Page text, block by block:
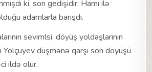
ki, son gedişidir. Hamı ilə
adamlarla barışdı.
sevimlsi, döyüş yoldaşlarının
düşmənə qarşı son döyüşü
ildə olur.